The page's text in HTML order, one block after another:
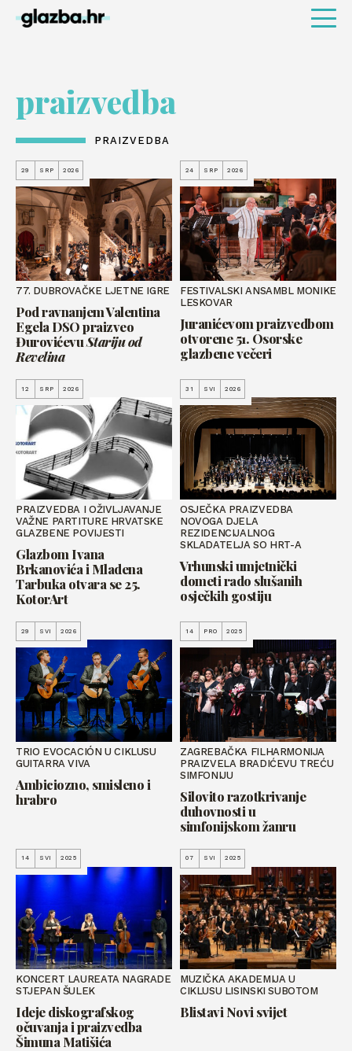
praizvedba
PRAIZVEDBA
29 SRP 2026
77. DUBROVAČKE LJETNE IGRE
Pod ravnanjem Valentina
Egela DSO praizveo
ĐurovićevuStariju od
Revelina
24 SRP 2026
FESTIVALSKI ANSAMBL MONIKE
LESKOVAR
Juranićevom praizvedbom
otvorene 51. Osorske
glazbene večeri
12 SRP 2026
PRAIZVEDBA I OŽIVLJAVANJE
VAŽNE PARTITURE HRVATSKE
GLAZBENE POVIJESTI
Glazbom Ivana
Brkanovića i Mladena
Tarbuka otvara se 25.
KotorArt
31 SVI 2026
OSJEČKA PRAIZVEDBA
NOVOGA DJELA
REZIDENCIJALNOG
SKLADATELJA SO HRT-A
Vrhunski umjetnički
dometi rado slušanih
osječkih gostiju
29 SVI 2026
TRIO EVOCACIÓN U CIKLUSU
GUITARRA VIVA
Ambiciozno, smisleno i
hrabro
14 PRO 2025
ZAGREBAČKA FILHARMONIJA
PRAIZVELA BRADIĆEVU TREĆU
SIMFONIJU
Silovito razotkrivanje
duhovnosti u
simfonijskom žanru
14 SVI 2025
KONCERT LAUREATA NAGRADE
STJEPAN ŠULEK
Ideje diskografskog
očuvanja i praizvedba
Šimuna Matišića
07 SVI 2025
MUZIČKA AKADEMIJA U
CIKLUSU LISINSKI SUBOTOM
Blistavi Novi svijet